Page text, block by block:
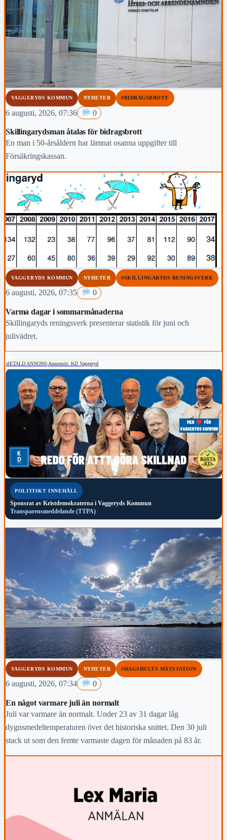
VAGGERYDS KOMMUN NYHETER #BIDRAGSBROTT
6 augusti, 2026, 07:36 0
Skillingarydsman åtalas för bidragsbrott
En man i 50-årsåldern har lämnat osanna uppgifter till
Försäkringskassan.
VAGGERYDS KOMMUN NYHETER #SKILLINGARYDS RENINGSVERK
6 augusti, 2026, 07:35 0
Varma dagar i sommarmånaderna
Skillingaryds reningsverk presenterar statistik för juni och
julivädret.
BETALD ANNONS|Annonsör: KD Vaggeryd
POLITISKT INNEHÅLL
Sponsrat av Kristdemokraterna i Vaggeryds Kommun
Transparensmeddelande (TTPA)
VAGGERYDS KOMMUN NYHETER #HAGSHULTS MÄTSTATION
6 augusti, 2026, 07:34 0
En något varmare juli än normalt
Juli var varmare än normalt. Under 23 av 31 dagar låg
dygnsmedeltemperaturen över det historiska snittet. Den 30 juli
stack ut som den femte varmaste dagen för månaden på 83 år.